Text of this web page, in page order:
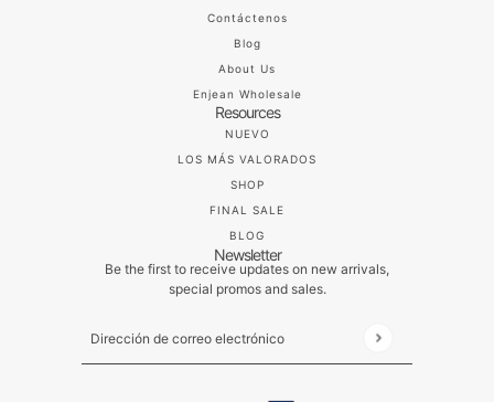
Contáctenos
Blog
About Us
Enjean Wholesale
Resources
NUEVO
LOS MÁS VALORADOS
SHOP
FINAL SALE
BLOG
Newsletter
Be the first to receive updates on new arrivals,
special promos and sales.
Dirección de correo electrónico
Este sitio está protegido por hCaptcha y se aplican